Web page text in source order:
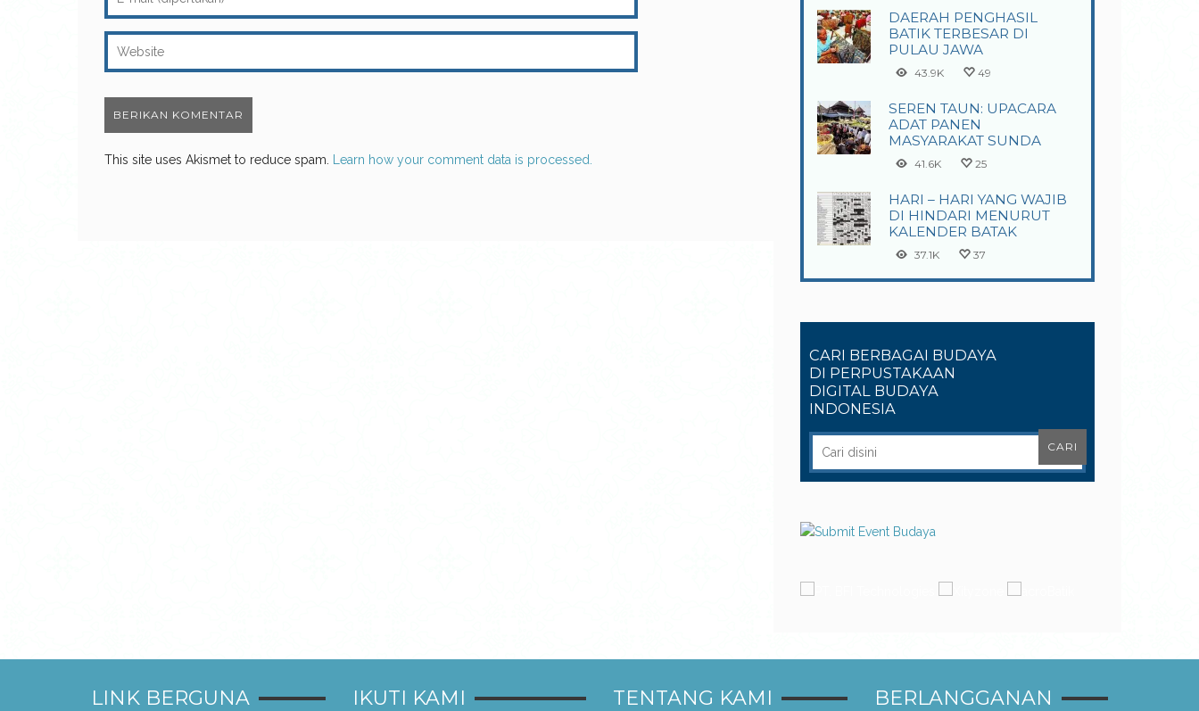
This site uses Akismet to reduce spam. Learn how your comment data is processed.
DAERAH PENGHASIL
BATIK TERBESAR DI
PULAU JAWA
43.9K 49
SEREN TAUN: UPACARA
ADAT PANEN
MASYARAKAT SUNDA
41.6K 25
HARI – HARI YANG WAJIB
DI HINDARI MENURUT
KALENDER BATAK
37.1K 37
CARI BERBAGAI BUDAYA
DI PERPUSTAKAAN
DIGITAL BUDAYA
INDONESIA
LINK BERGUNA IKUTI KAMI TENTANG KAMI BERLANGGANAN